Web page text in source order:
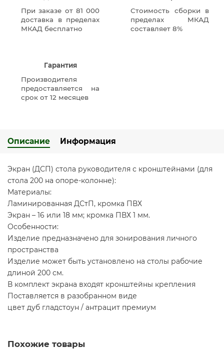
При заказе от 81 000
доставка в пределах
МКАД бесплатно
Стоимость сборки в
пределах МКАД
составляет 8%
Гарантия
Производителя
предоставляется на
срок от 12 месяцев
Описание Информация
Экран (ДСП) стола руководителя с кронштейнами (для
стола 200 на опоре-колонне):
Материалы:
Ламинированная ДСтП, кромка ПВХ
Экран – 16 или 18 мм; кромка ПВХ 1 мм.
Особенности:
Изделие предназначено для зонирования личного
пространства
Изделие может быть установлено на столы рабочие
длиной 200 см.
В комплект экрана входят кронштейны крепления
Поставляется в разобранном виде
цвет дуб гладстоун / антрацит премиум
Похожие товары